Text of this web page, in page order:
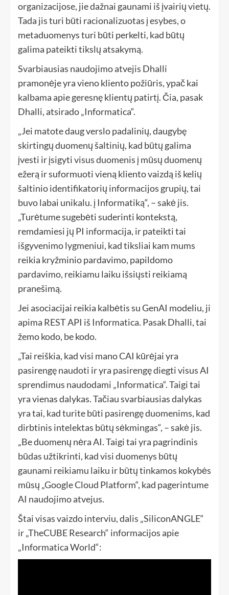
organizacijose, jie dažnai gaunami iš įvairių vietų.
Tada jis turi būti racionalizuotas į esybes, o
metaduomenys turi būti perkelti, kad būtų
galima pateikti tikslų atsakymą.
Svarbiausias naudojimo atvejis Dhalli
pramonėje yra vieno kliento požiūris, ypač kai
kalbama apie geresnę klientų patirtį. Čia, pasak
Dhalli, atsirado „Informatica“.
„Jei matote daug verslo padalinių, daugybę
skirtingų duomenų šaltinių, kad būtų galima
įvesti ir įsigyti visus duomenis į mūsų duomenų
ežerą ir suformuoti vieną kliento vaizdą iš kelių
šaltinio identifikatorių informacijos grupių, tai
buvo labai unikalu. į Informatiką“, – sakė jis.
„Turėtume sugebėti suderinti kontekstą,
remdamiesi jų PI informacija, ir pateikti tai
išgyvenimo lygmeniui, kad tiksliai kam mums
reikia kryžminio pardavimo, papildomo
pardavimo, reikiamu laiku išsiųsti reikiamą
pranešimą.
Jei asociacijai reikia kalbėtis su GenAI modeliu, ji
apima REST API iš Informatica. Pasak Dhalli, tai
žemo kodo, be kodo.
„Tai reiškia, kad visi mano CAI kūrėjai yra
pasirengę naudoti ir yra pasirengę diegti visus AI
sprendimus naudodami „Informatica“. Taigi tai
yra vienas dalykas. Tačiau svarbiausias dalykas
yra tai, kad turite būti pasirengę duomenims, kad
dirbtinis intelektas būtų sėkmingas“, – sakė jis.
„Be duomenų nėra AI. Taigi tai yra pagrindinis
būdas užtikrinti, kad visi duomenys būtų
gaunami reikiamu laiku ir būtų tinkamos kokybės
mūsų „Google Cloud Platform“, kad pagerintume
AI naudojimo atvejus.
Štai visas vaizdo interviu, dalis „SiliconANGLE“
ir „TheCUBE Research“ informacijos apie
„Informatica World“: